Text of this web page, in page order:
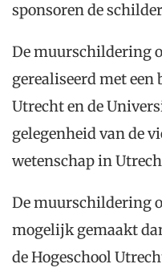
sponsoren de
De muurschildering
gerealiseerd met een
Utrecht en de
gelegenheid van de
wetenschap in
De muurschildering
mogelijk gemaakt
de Hogeschool